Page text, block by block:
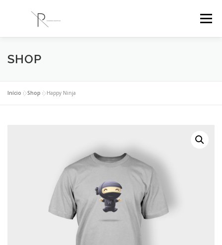
Menu
PR ENGENHARIA
BLOG CONTACTOS
SHOP
Início »Shop »Happy Ninja